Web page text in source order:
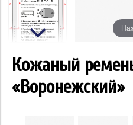
Кожаный
«Воронежский»